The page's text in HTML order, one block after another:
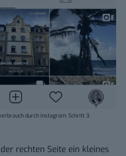
durch Instagram. Schritt 3.
rechten Seite ein kleines